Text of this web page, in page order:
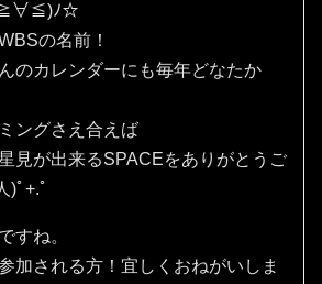
≧∀≦)ﾉ☆
の名前！
のカレンダーにも毎年どなたか
ングさえ合えば
見が出来るSPACEをありがとうご
)ﾟ+.ﾟ
すね。
加される方！宜しくおねがいしま